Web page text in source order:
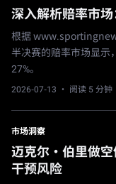
深入解析赔率市
根据
半决赛的赔率市场显示
27%。
2026-07-13 · 阅读 5 分钟
市场洞察
迈克尔·伯里做空
干预风险